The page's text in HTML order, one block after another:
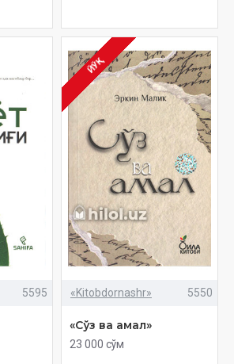
5595
ЙЎҚ
«Kitobdornashr» 5550
«Сўз ва амал»
23 000 сўм